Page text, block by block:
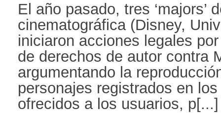
El año pasado, tres ‘majors’
cinematográfica (Disney,
iniciaron acciones legales
de derechos de autor contra
argumentando la
personajes registrados en
ofrecidos a los usuarios, p[...]